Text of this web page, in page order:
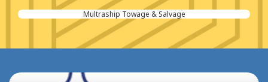
Multraship Towage & Salvage